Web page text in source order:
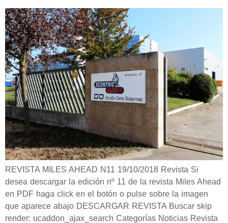
REVISTA MILES AHEAD N11 19/10/2018 Revista Si
desea descargar la edición nº 11 de la revista Miles Ahead
en PDF haga click en el botón o pulse sobre la imagen
que aparece abajo DESCARGAR REVISTA Buscar skip
render: ucaddon_ajax_search Categorías Noticias Revista